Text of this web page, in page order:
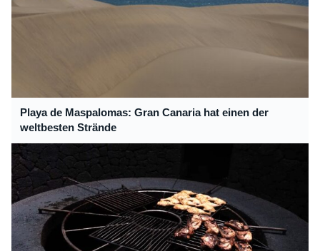
Playa de Maspalomas: Gran Canaria hat einen der
weltbesten Strände